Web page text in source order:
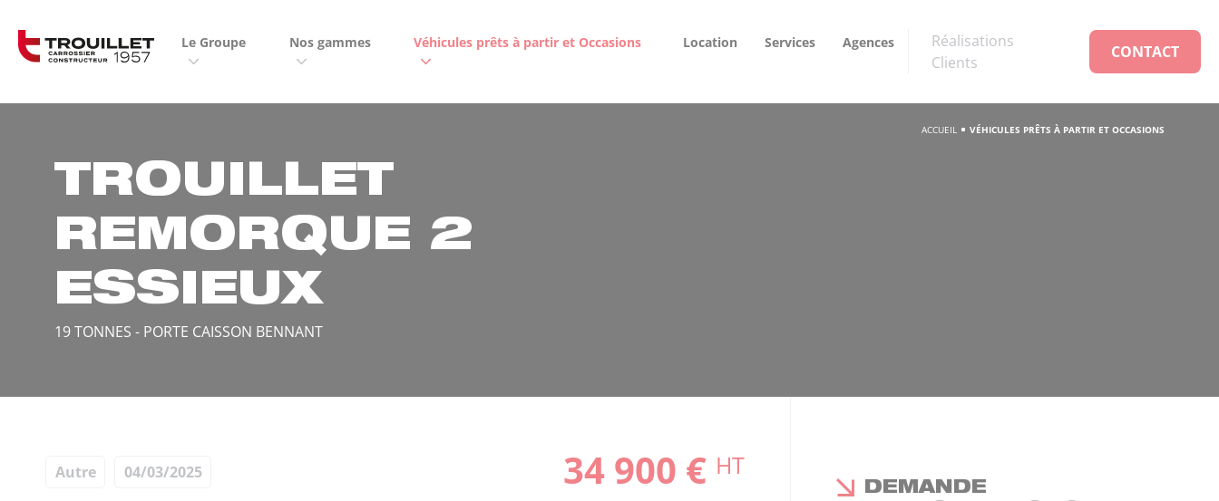
Le Groupe Nos gammes Véhicules prêts à partir et Occasions Location Services Agences
Réalisations
Clients
CONTACT
ACCUEIL VÉHICULES PRÊTS À PARTIR ET OCCASIONS
TROUILLET
REMORQUE 2
ESSIEUX
19 TONNES - PORTE CAISSON BENNANT
Autre 04/03/2025 34 900 € HT
DEMANDE